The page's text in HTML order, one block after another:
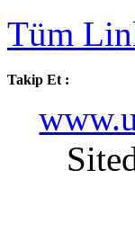
Tüm
Takip Et :